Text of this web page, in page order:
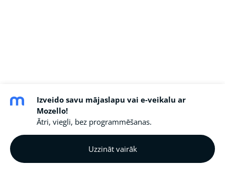
Izveido savu mājaslapu vai e-veikalu ar
Mozello!
Ātri, viegli, bez programmēšanas.
Uzzināt vairāk